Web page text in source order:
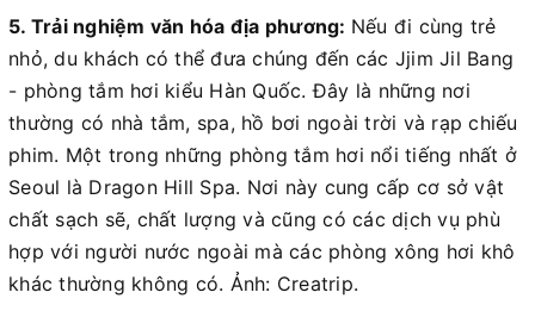
5. Trải nghiệm văn hóa địa phương: Nếu đi cùng trẻ
nhỏ, du khách có thể đưa chúng đến các Jjim Jil Bang
- phòng tắm hơi kiểu Hàn Quốc. Đây là những nơi
thường có nhà tắm, spa, hồ bơi ngoài trời và rạp chiếu
phim. Một trong những phòng tắm hơi nổi tiếng nhất ở
Seoul là Dragon Hill Spa. Nơi này cung cấp cơ sở vật
chất sạch sẽ, chất lượng và cũng có các dịch vụ phù
hợp với người nước ngoài mà các phòng xông hơi khô
khác thường không có. Ảnh: Creatrip.